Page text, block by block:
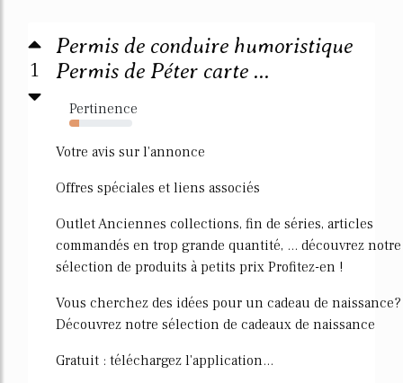
1
Permis de conduire humoristique
Permis de Péter carte ...
Pertinence
15%
Votre avis sur l'annonce
Offres spéciales et liens associés
Outlet Anciennes collections, fin de séries, articles
commandés en trop grande quantité, ... découvrez notre
sélection de produits à petits prix Profitez-en !
Vous cherchez des idées pour un cadeau de naissance?
Découvrez notre sélection de cadeaux de naissance
Gratuit : téléchargez l'application...